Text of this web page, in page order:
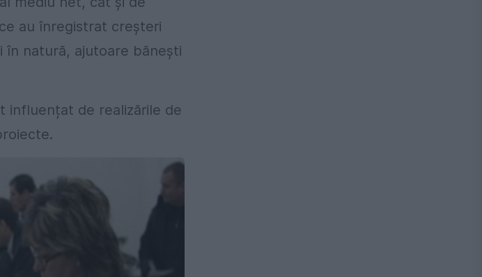
au înregistrat creșteri
în natură, ajutoare bănești
influențat de realizările de